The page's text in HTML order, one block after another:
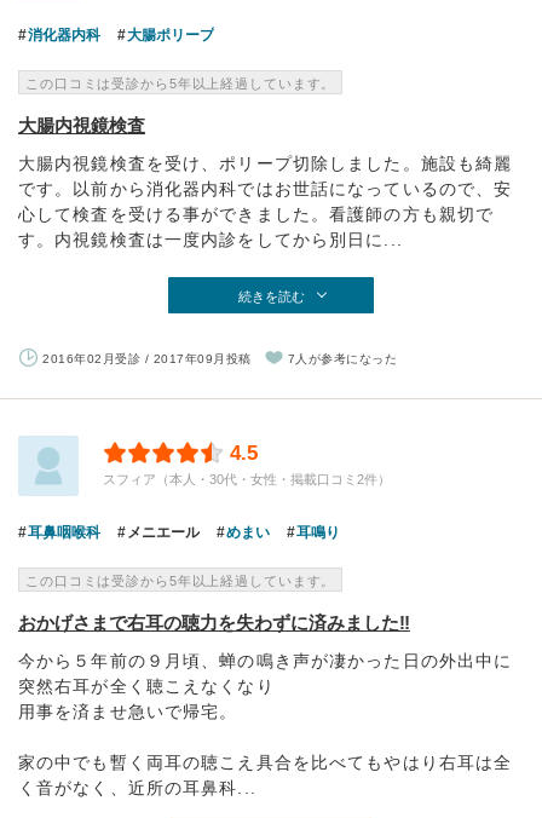
消化器内科 大腸ポリープ
この口コミは受診から5年以上経過しています。
大腸内視鏡検査
大腸内視鏡検査を受け、ポリープ切除しました。施設も綺麗
です。以前から消化器内科ではお世話になっているので、安
心して検査を受ける事ができました。看護師の方も親切で
す。内視鏡検査は一度内診をしてから別日に...
続きを読む
2016年02月受診 / 2017年09月投稿 7人が参考になった
4.5
スフィア（本人・30代・女性・掲載口コミ2件）
耳鼻咽喉科 メニエール めまい 耳鳴り
この口コミは受診から5年以上経過しています。
おかげさまで右耳の聴力を失わずに済みました‼
今から５年前の９月頃、蝉の鳴き声が凄かった日の外出中に
突然右耳が全く聴こえなくなり
用事を済ませ急いで帰宅。
家の中でも暫く両耳の聴こえ具合を比べてもやはり右耳は全
く音がなく、近所の耳鼻科...